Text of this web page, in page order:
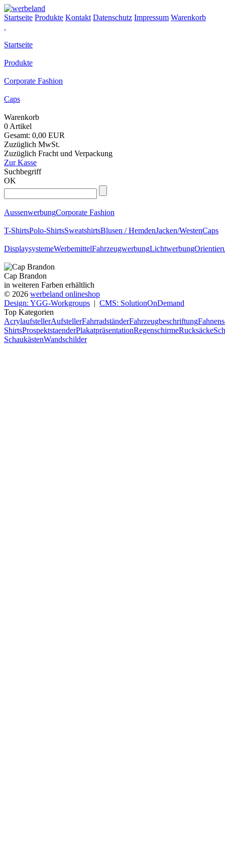
Startseite Produkte Kontakt Datenschutz Impressum Warenkorb
Startseite
Produkte
Corporate Fashion
Caps
Warenkorb
0 Artikel
Gesamt: 0,00 EUR
Zuzüglich MwSt.
Zuzüglich Fracht und Verpackung
Zur Kasse
Suchbegriff
OK
AussenwerbungCorporate Fashion
T-ShirtsPolo-ShirtsSweatshirtsBlusen / HemdenJacken/WestenCaps
DisplaysystemeWerbemittelFahrzeugwerbungLichtwerbung
Cap Brandon
in weiteren Farben erhältlich
© 2026 werbeland onlineshop
Design: YGG-Workgroups | CMS: SolutionOnDemand
Top Kategorien
AcrylaufstellerAufstellerFahrradständerFahrzeugbeschriftung
ShirtsProspektstaenderPlakatpräsentationRegenschirmeRucksäcke
SchaukästenWandschilder